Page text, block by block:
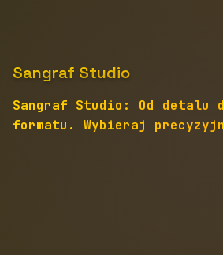
Sangraf Studio
Sangraf Studio: Od detalu
formatu. Wybieraj